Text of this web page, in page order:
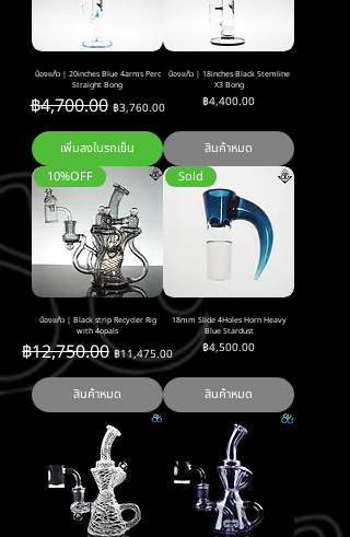
บ้องแก้ว | 20inches Blue 4arms Perc
Straight Bong
ราคาปกติ
฿4,700.00 ราคาขายลด
฿3,760.00
เพิ่มลงในรถเข็น
บ้องแก้ว | 18inches Black Stemline
X3 Bong
ราคา
฿4,400.00
สินค้าหมด
10%OFF
บ้องแก้ว | Black strip Recycler Rig
with 4opals
ราคาปกติ
฿12,750.00ราคาขายลด
฿11,475.00
สินค้าหมด
Sold
18mm Slide 4Holes Horn Heavy
Blue Stardust
ราคา
฿4,500.00
สินค้าหมด